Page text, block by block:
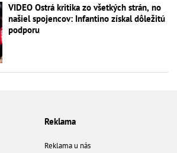
VIDEO Ostrá kritika zo všetkých strán, no
našiel spojencov: Infantino získal dôležitú
podporu
Reklama
Reklama u nás